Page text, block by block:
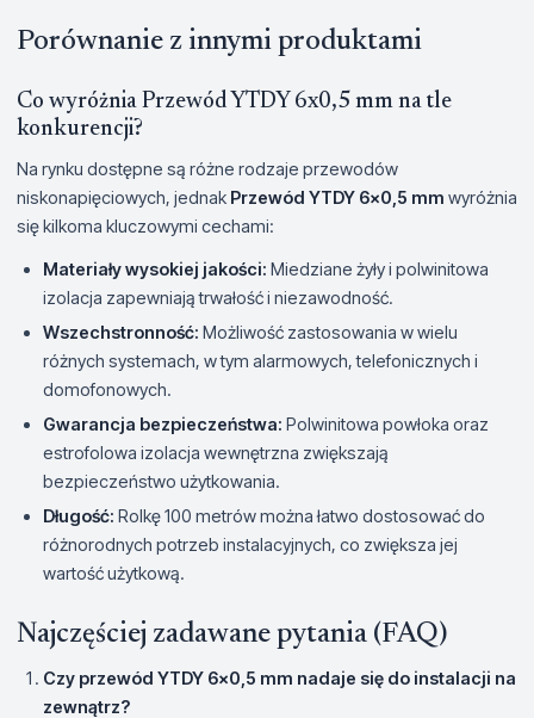
Porównanie z innymi produktami
Co wyróżnia Przewód YTDY 6x0,5 mm na tle
konkurencji?
Na rynku dostępne są różne rodzaje przewodów
niskonapięciowych, jednak Przewód YTDY 6x0,5 mm wyróżnia
się kilkoma kluczowymi cechami:
Materiały wysokiej jakości: Miedziane żyły i polwinitowa
izolacja zapewniają trwałość i niezawodność.
Wszechstronność: Możliwość zastosowania w wielu
różnych systemach, w tym alarmowych, telefonicznych i
domofonowych.
Gwarancja bezpieczeństwa: Polwinitowa powłoka oraz
estrofolowa izolacja wewnętrzna zwiększają
bezpieczeństwo użytkowania.
Długość: Rolkę 100 metrów można łatwo dostosować do
różnorodnych potrzeb instalacyjnych, co zwiększa jej
wartość użytkową.
Najczęściej zadawane pytania (FAQ)
Czy przewód YTDY 6x0,5 mm nadaje się do instalacji na
zewnątrz?